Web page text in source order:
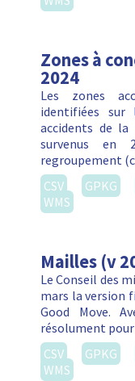
Zones à
2024
Les zones
identifiées
accidents de
survenus en
regroupement
CSV
GPKG
WMS
Mailles (v
Le Conseil des
mars la version
Good Move.
résolument
CSV
GPKG
WMS